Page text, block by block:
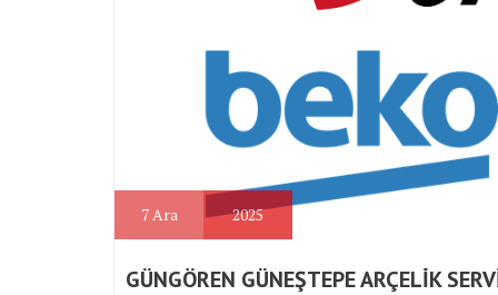
7Ara 2025
GÜNGÖREN GÜNEŞTEPE ARÇELİK